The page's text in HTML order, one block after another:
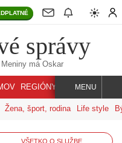
správy
má Oskar
REGIÓNY INDEX SVET
MENU
Žena, šport, rodina Life style
VŠETKO O SLUŽBE